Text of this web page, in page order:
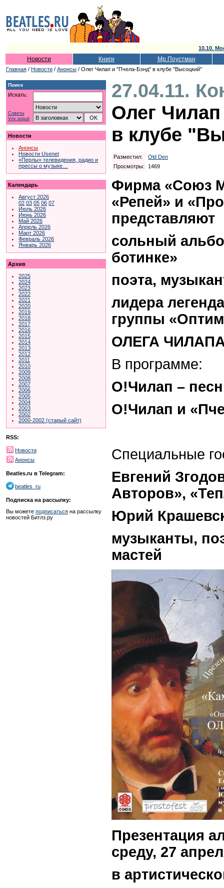
10.10.
Новости Книги Мр.Поустман
Главная / Новости / Анонсы / Олег Чилап и "Пчела-Бэнд" в клубе "Высоцкий"
Поиск
Искать:
Советы
Vox populi
Новости
Анонсы
Новости Usenet
«Перлы» телевидения, радио и
прессы о музыке…
Календарь
Август 2026
02 03 05 06 07
Июль 2026
Июнь 2026
Май 2026
Апрель 2026
Март 2026
Февраль 2026
Январь 2026
Архив
2025
2024
2023
2022
2021
2020
2019
2018
2017
2016
2015
2014
2013
2012
2011
2010
2009
2008
2007
2006
2005
2004
2003
2002
2000-2002 (старый сайт)
RSS:
Новости
Анонсы
Beatles.ru в Telegram:
beatles_ru
Подписка на рассылку:
Вы можете подписаться на рассылку
новостей Битлз.ру
27.04.11.
Олег
в клубе
Разместил:
Old Den
Просмотры:
1469
Фирма «Союз
«Репей» и
представляют
сольный
ботинке»
поэта,
лидера
группы
ОЛЕГА
В программе:
О!Чилап –
О!Чилап и
Специальные
Евгений
Авторов»,
Юрий
музыканты,
мастей
Презентация
среду, 27
в